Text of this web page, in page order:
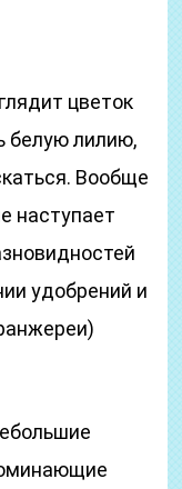
цветок
белую лилию,
Вообще
наступает
удобрений и